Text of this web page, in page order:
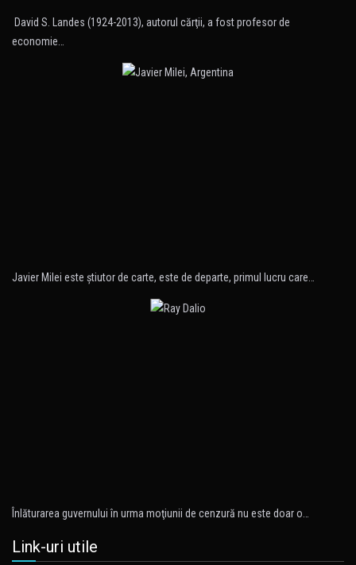
David S. Landes (1924-2013), autorul cărţii, a fost profesor de
economie…
Javier Milei este ştiutor de carte, este de departe, primul lucru care…
Înlăturarea guvernului în urma moţiunii de cenzură nu este doar o…
Link-uri utile